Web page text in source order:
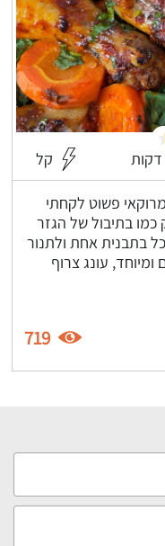
קל
פשוט לקחתי
כמו בתיבול של הגזר
בתבנית אחת ולתנור
עונג צרוף
719